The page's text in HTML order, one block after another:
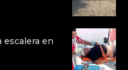
escalera en